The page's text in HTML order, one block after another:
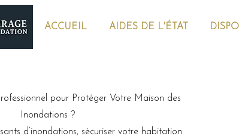
ACCUEIL AIDES DE L'ÉTAT
pour Protéger Votre Maison des
Inondations ?
d’inondations, sécuriser votre habitation